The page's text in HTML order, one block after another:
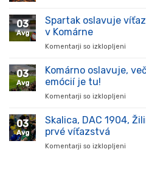
stal
súťaži
sa
03
Avg
Spartak oslavuje
v Komárne
Komentarji so izklopljeni
v
03
Avg
Komárno oslavuje,
emócií je tu!
Komentarji so izklopljeni
03
Avg
Skalica, DAC 1904,
prvé víťazstvá
Komentarji so izklopljeni